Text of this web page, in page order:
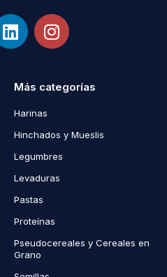
Más categorías
Harinas
Hinchados y Mueslis
Legumbres
Levaduras
Pastas
Proteínas
Pseudocereales y Cereales en
Grano